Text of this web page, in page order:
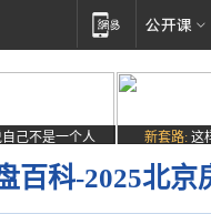
己不是一个人 新套路: 这
百科-2025北京